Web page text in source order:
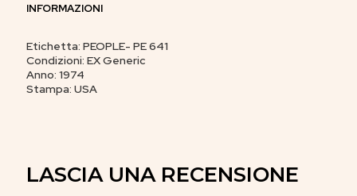
INFORMAZIONI
Etichetta: PEOPLE- PE 641
Condizioni: EX Generic
Anno: 1974
Stampa: USA
LASCIA UNA RECENSIONE